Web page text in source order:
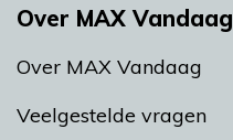
Over MAX Vandaag
Over MAX Vandaag
Veelgestelde vragen